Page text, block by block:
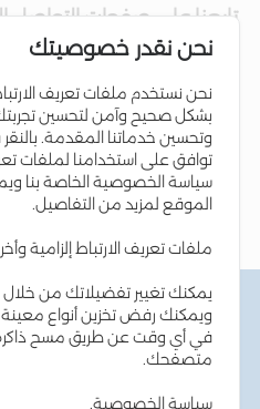
تابعنا على صفحات التواصل
نحن نقدر خصوصيتك
نحن نستخدم ملفات تعريف
بشكل صحيح وآمن لتحسين
وتحسين خدماتنا المقدمة.
توافق على استخدامنا لملفات
سياسة الخصوصية الخاصة بنا
الموقع لمزيد من التفاصيل.
ملفات تعريف الارتباط إلزامية
يمكنك تغيير تفضيلاتك من
ويمكنك رفض تخزين أنواع
في أي وقت عن طريق مسح
متصفحك.